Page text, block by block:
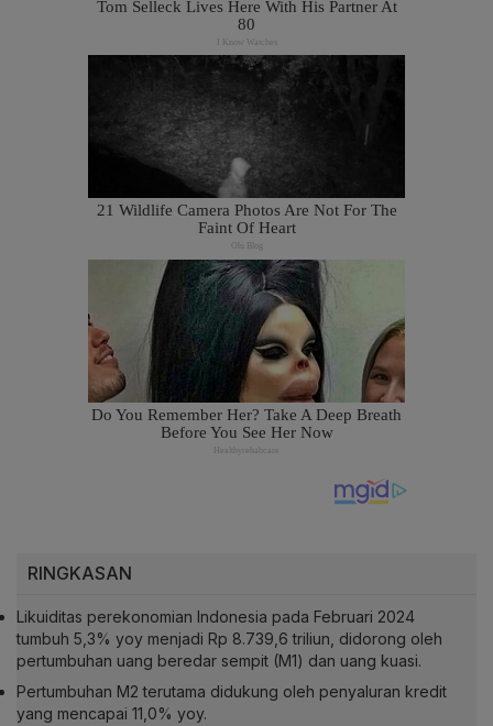
RINGKASAN
Likuiditas perekonomian Indonesia pada Februari 2024
tumbuh 5,3% yoy menjadi Rp 8.739,6 triliun, didorong oleh
pertumbuhan uang beredar sempit (M1) dan uang kuasi.
Pertumbuhan M2 terutama didukung oleh penyaluran kredit
yang mencapai 11,0% yoy.